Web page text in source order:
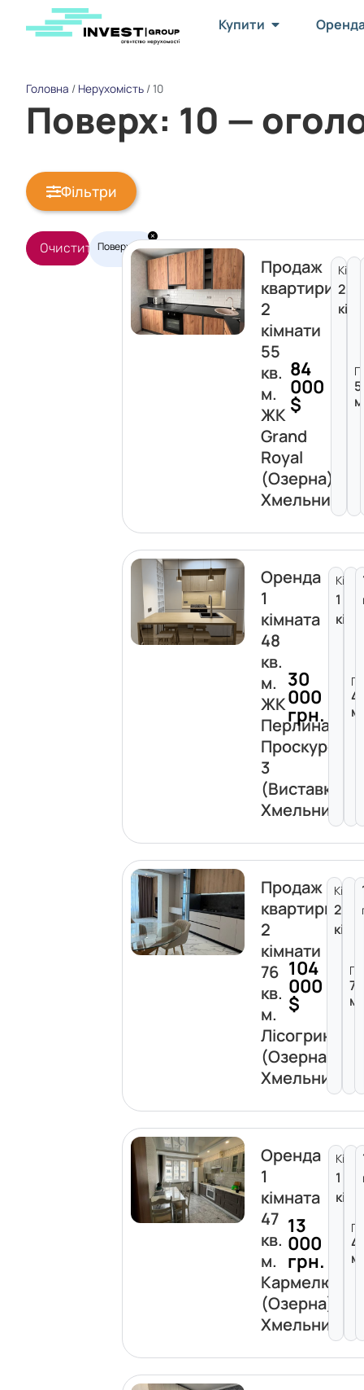
Купити
Головна / Нерухомість /10
Поверх: 10 —
Фільтри
Очистити фільтри
Поверх:10
×
Продаж
квартири
2
кімнати
55
кв.
м.
ЖК
Grand
Royal
(Озерна)
84
000
$
2
55
м²
Оренда
1
кімната
48
кв.
м.
ЖК
Перлина
Проскурова
3
(Виставка)
30
000
грн.
1
48
м²
Продаж
квартири
2
кімнати
76
кв.
м.
(Озерна)
104
000
$
2
76
м²
Оренда
1
кімната
47
кв.
м.
Кармелюка
(Озерна)
13
000
грн.
1
47
м²